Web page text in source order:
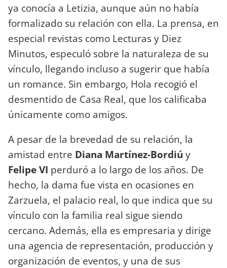
ya conocía a Letizia, aunque aún no había
formalizado su relación con ella. La prensa, en
especial revistas como Lecturas y Diez
Minutos, especuló sobre la naturaleza de su
vínculo, llegando incluso a sugerir que había
un romance. Sin embargo, Hola recogió el
desmentido de Casa Real, que los calificaba
únicamente como amigos.
A pesar de la brevedad de su relación, la
amistad entre Diana Martínez-Bordiú y
Felipe VI perduró a lo largo de los años. De
hecho, la dama fue vista en ocasiones en
Zarzuela, el palacio real, lo que indica que su
vínculo con la familia real sigue siendo
cercano. Además, ella es empresaria y dirige
una agencia de representación, producción y
organización de eventos, y una de sus